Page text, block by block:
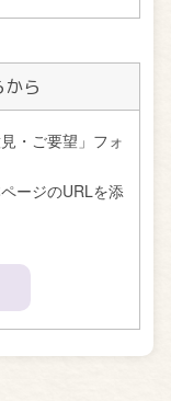
ら
・ご要望」フォ
ージのURLを添